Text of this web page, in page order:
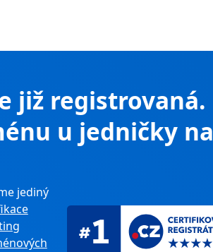
již registrovaná.
u jedničky na
jediný